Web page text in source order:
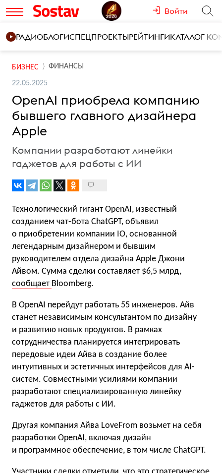
Войти
РАДИОБЛОГИСПЕЦПРОЕКТЫРЕЙТИНГИКАТАЛОГ
БИЗНЕС ФИНАНСЫ
22.05.2025
OpenAI приобрела компанию
бывшего главного дизайнера
Apple
Компании разработают линейки
гаджетов для работы с ИИ
Технологический гигант OpenAI, известный
созданием чат-бота ChatGPT, объявил
о приобретении компании IO, основанной
легендарным дизайнером и бывшим
руководителем отдела дизайна Apple Джони
Айвом. Сумма сделки составляет $6,5 млрд,
сообщает Bloomberg.
В OpenAI перейдут работать 55 инженеров. Айв
станет независимым консультантом по дизайну
и развитию новых продуктов. В рамках
сотрудничества планируется интегрировать
передовые идеи Айва в создание более
интуитивных и эстетичных интерфейсов для AI-
систем. Совместными усилиями компании
разработают специализированную линейку
гаджетов для работы с ИИ.
Другая компания Айва LoveFrom возьмет на себя
разработки OpenAI, включая дизайн
и программное обеспечение, в том числе ChatGPT.